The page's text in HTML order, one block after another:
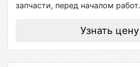
запчасти, перед началом работ.
Узнать цену